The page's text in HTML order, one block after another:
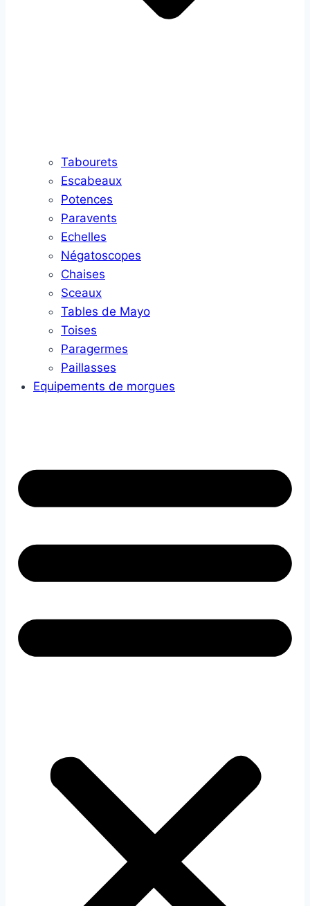
Tabourets
Escabeaux
Potences
Paravents
Echelles
Négatoscopes
Chaises
Sceaux
Tables de Mayo
Toises
Paragermes
Paillasses
Equipements de morgues